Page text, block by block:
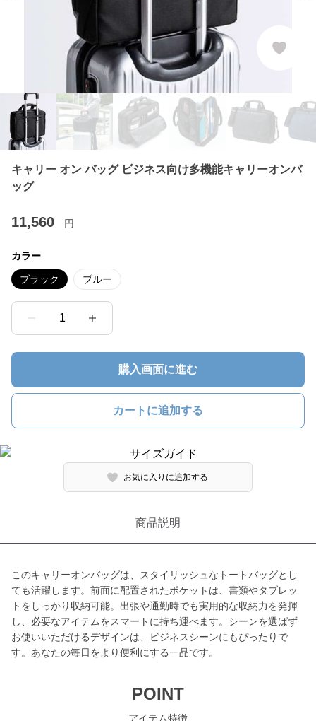
キャリー オン バッグ ビジネス向け多機能キャリーオンバ
ッグ
11,560 円
カラー
ブラック ブルー
1
購入画面に進む
カートに追加する
お気に入りに追加する
商品説明
このキャリーオンバッグは、スタイリッシュなトートバッグとし
ても活躍します。前面に配置されたポケットは、書類やタブレッ
トをしっかり収納可能。出張や通勤時でも実用的な収納力を発揮
し、必要なアイテムをスマートに持ち運べます。シーンを選ばず
お使いいただけるデザインは、ビジネスシーンにもぴったりで
す。あなたの毎日をより便利にする一品です。
POINT
アイテム特徴